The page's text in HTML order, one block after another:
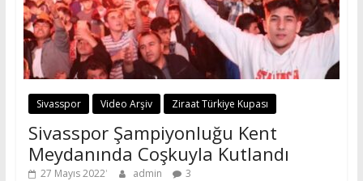
Sivasspor Video Arşiv Ziraat Türkiye Kupası
Sivasspor Şampiyonluğu Kent
Meydanında Coşkuyla Kutlandı
27 Mayıs 2022 admin 3